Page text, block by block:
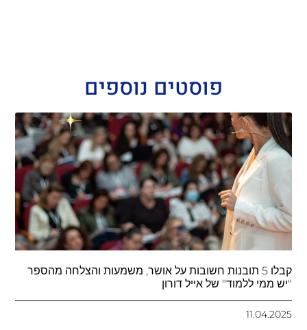
פוסטים נוספים
קבלו 5 תובנות חשובות על אושר, משמעות והצלחה מהספר
"יש ממי ללמוד" של אייל דורון
11.04.2025